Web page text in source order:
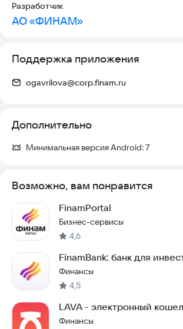
Разработчик
АО «ФИНАМ»
Поддержка приложения
ogavrilova@corp.finam.ru
Дополнительно
Минимальная версия Android:7
Возможно, вам понравится
FinamPortal
Бизнес-сервисы
4,6
FinamBank: банк для
Финансы
4,5
LAVA - электронный
Финансы